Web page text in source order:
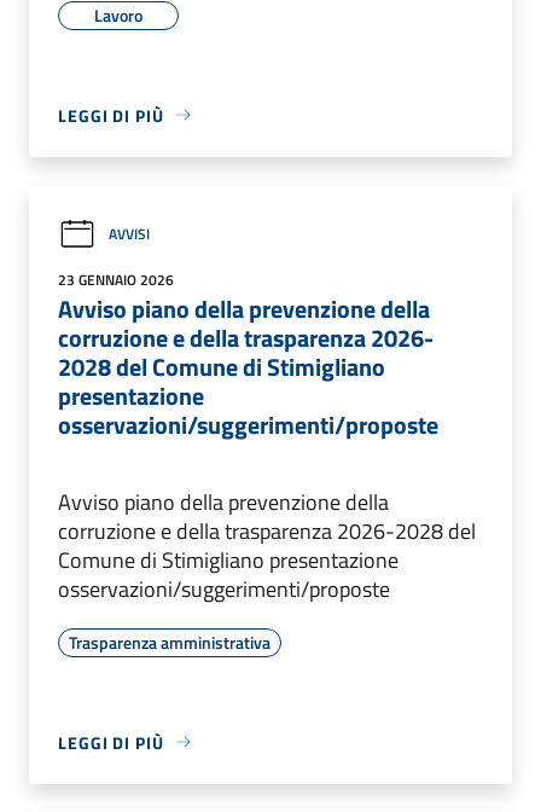
Lavoro
LEGGI DI PIÙ
AVVISI
23 GENNAIO 2026
Avviso piano della prevenzione della
corruzione e della trasparenza 2026-
2028 del Comune di Stimigliano
presentazione
osservazioni/suggerimenti/proposte
Avviso piano della prevenzione della
corruzione e della trasparenza 2026-2028 del
Comune di Stimigliano presentazione
osservazioni/suggerimenti/proposte
Trasparenza amministrativa
LEGGI DI PIÙ